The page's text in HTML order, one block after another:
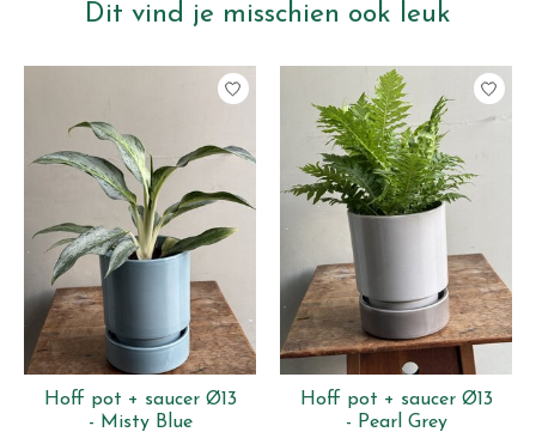
Dit vind je misschien ook leuk
Items van productcarrousel
Hoff pot + saucer Ø13
- Misty Blue
Hoff pot + saucer Ø13
- Pearl Grey